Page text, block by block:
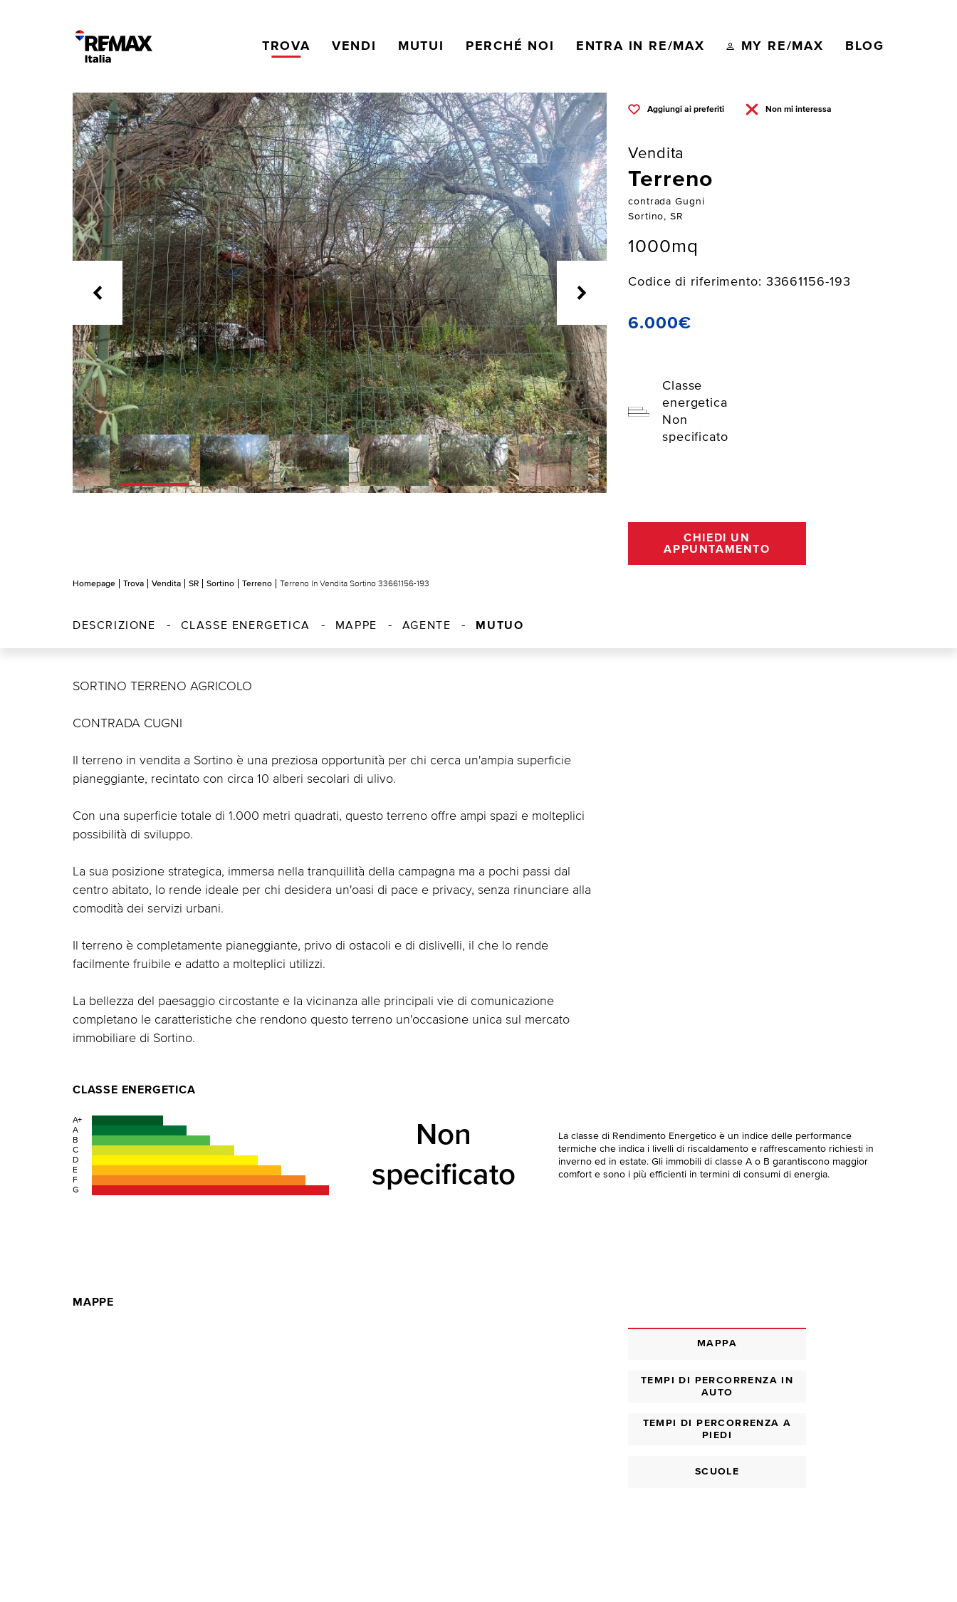
TROVA VENDI MUTUI PERCHÉ NOI ENTRA IN RE/MAX MY RE/MAX BLOG
Aggiungi ai preferiti Non mi interessa
Vendita
Terreno
contrada Gugni
Sortino, SR
1000mq
Codice di riferimento: 33661156-193
6.000€
Classe
energetica
Non
specificato
CHIEDI UN
APPUNTAMENTO
Homepage Trova Vendita SR Sortino Terreno Terreno In Vendita Sortino 33661156-193
DESCRIZIONE CLASSE ENERGETICA MAPPE AGENTE MUTUO
SORTINO TERRENO AGRICOLO
CONTRADA CUGNI
Il terreno in vendita a Sortino è una preziosa opportunità per chi cerca un'ampia superficie
pianeggiante, recintato con circa 10 alberi secolari di ulivo.
Con una superficie totale di 1.000 metri quadrati, questo terreno offre ampi spazi e molteplici
possibilità di sviluppo.
La sua posizione strategica, immersa nella tranquillità della campagna ma a pochi passi dal
centro abitato, lo rende ideale per chi desidera un'oasi di pace e privacy, senza rinunciare alla
comodità dei servizi urbani.
Il terreno è completamente pianeggiante, privo di ostacoli e di dislivelli, il che lo rende
facilmente fruibile e adatto a molteplici utilizzi.
La bellezza del paesaggio circostante e la vicinanza alle principali vie di comunicazione
completano le caratteristiche che rendono questo terreno un'occasione unica sul mercato
immobiliare di Sortino.
CLASSE ENERGETICA
A+
A
B
C
D
E
F
G
Non
specificato
La classe di Rendimento Energetico è un indice delle performance
termiche che indica i livelli di riscaldamento e raffrescamento richiesti in
inverno ed in estate. Gli immobili di classe A o B garantiscono maggior
comfort e sono i più efficienti in termini di consumi di energia.
MAPPE
MAPPA
TEMPI DI PERCORRENZA IN
AUTO
TEMPI DI PERCORRENZA A
PIEDI
SCUOLE